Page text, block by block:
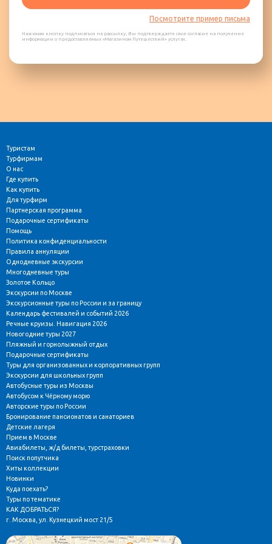
Посмотрите пример письма
Нажимая кнопку подписаться на рассылку, Вы подтверждаете свое согласие на получение
информации о предоставляемых «Магазином Путешествий» услугах.
Туристам
Турфирмам
О нас
Где купить
Как купить
Для турфирм
Партнерская программа
Подарочные сертификаты
Помощь
Политика конфиденциальности
Правила аннуляции
Однодневные экскурсии
Многодневные туры
Золотое Кольцо
Экскурсии по Москве
Экскурсионные туры по России и за границу
Календарь фестивалей и событий 2026
Речные круизы. Навигация 2026
Новогодние туры 2027
Пляжный и горнолыжный отдых
Подарочные сертификаты
Туры для организованных и корпоративных групп
Экскурсии для школьных групп
Автобусные туры из Москвы
Автобусом к Чёрному морю
Авторские туры по России
Бронирование пансионатов и санаториев
Детские лагеря
Прием в Москве
Авиабилеты, ж/д билеты, турстраховки
Поиск попутчика
Хиты коллекции
Новинки
Куда поехать?
Туры по тематике
КАК ДОБРАТЬСЯ?
г. Москва, ул. Кузнецкий мост 21/5